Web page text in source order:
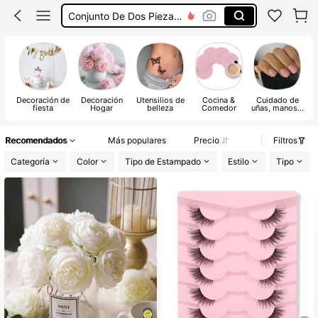
Conjunto De Dos Piezas Mujer
Vestidos De Mujer Casual
Vestidos Elegantes De Mujer
Decoración de
fiesta
Decoración
Hogar
Utensilios de
belleza
Cocina &
Comedor
Cuidado de
uñas, manos y
Recomendados Más populares Precio
Filtros
Categoría
Color Tipo de Estampado Estilo Tipo